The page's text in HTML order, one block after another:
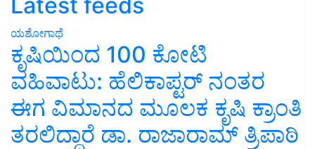
ಯಶೋಗಾಥೆ
ಕೃಷಿಯಿಂದ 100 ಕೋಟಿ
ವಹಿವಾಟು: ಹೆಲಿಕಾಪ್ಟರ್ ನಂತರ
ಈಗ ವಿಮಾನದ ಮೂಲಕ ಕೃಷಿ ಕ್ರಾಂತಿ
ತರಲಿದ್ದಾರೆ ಡಾ. ರಾಜಾರಾಮ್ ತ್ರಿಪಾಠಿ